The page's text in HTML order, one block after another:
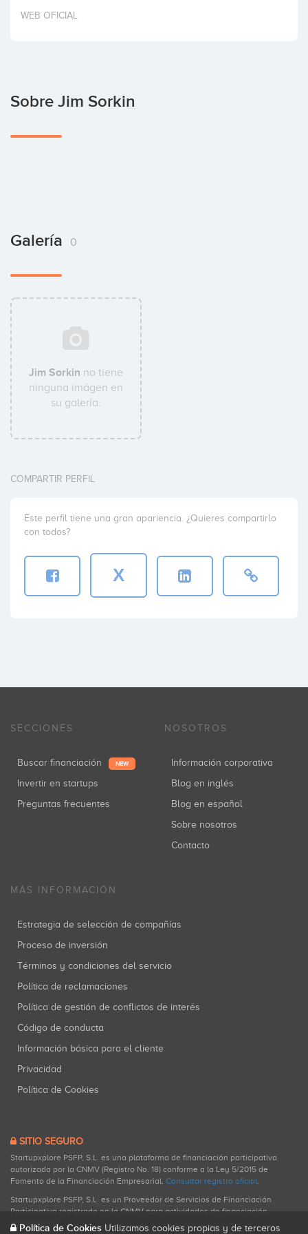
Invertir
WEB OFICIAL
Sobre Jim Sorkin
Galería 0
Jim Sorkin no tiene
ninguna imágen en
su galería.
COMPARTIR PERFIL
Este perfil tiene una gran apariencia. ¿Quieres compartirlo
con todos?
X
SECCIONES
Buscar financiación NEW
Invertir en startups
Preguntas frecuentes
NOSOTROS
Información corporativa
Blog en inglés
Blog en español
Sobre nosotros
Contacto
MÁS INFORMACIÓN
Estrategia de selección de compañías
Proceso de inversión
Términos y condiciones del servicio
Política de reclamaciones
Política de gestión de conflictos de interés
Código de conducta
Información básica para el cliente
Privacidad
Política de Cookies
SITIO SEGURO
Startupxplore PSFP, S.L. es una plataforma de financiación participativa
autorizada por la CNMV (Registro No. 18) conforme a la Ley 5/2015 de
Fomento de la Financiación Empresarial. Consultar registro oficial.
Startupxplore PSFP, S.L. es un Proveedor de Servicios de Financiación
Participativa registrado en la CNMV para actividades de financiación
participativa.
Política de Cookies Utilizamos cookies propias y de terceros